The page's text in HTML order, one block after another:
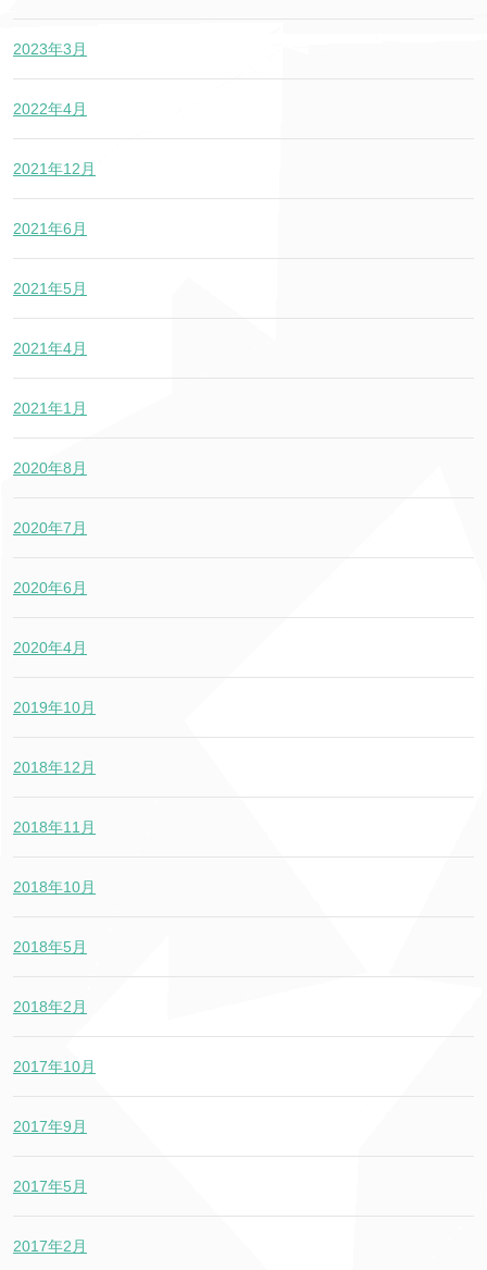
2023年3月
2022年4月
2021年12月
2021年6月
2021年5月
2021年4月
2021年1月
2020年8月
2020年7月
2020年6月
2020年4月
2019年10月
2018年12月
2018年11月
2018年10月
2018年5月
2018年2月
2017年10月
2017年9月
2017年5月
2017年2月